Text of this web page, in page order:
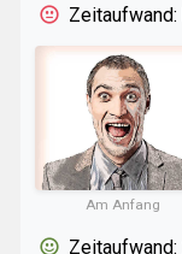
Zeitaufwand:
Am Anfang
Zeitaufwand: